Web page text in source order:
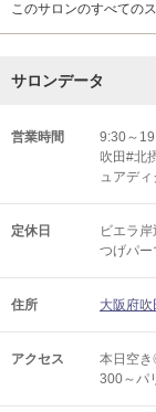
このサロンのすべての
サロンデータ
営業時間
9:30～
吹田#北
ュアディ
定休日
ビエラ
つげパー
住所 大阪府
アクセス
本日空
300～パ